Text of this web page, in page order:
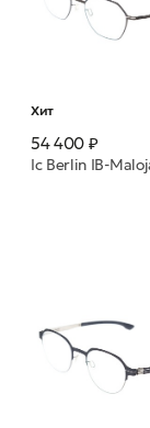
Хит
54 400 ₽